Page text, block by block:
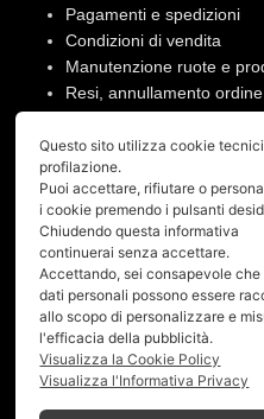
Pagamenti e spedizioni
Condizioni di vendita
Manutenzione ruote e
Resi, annullamento
PRIVACY
Privacy policy
Cookies policy
Menù
Home
Chi siamo
Shop
Questo sito utilizza cookie
profilazione.
Puoi accettare, rifiutare o
i cookie premendo i pulsanti
Chiudendo questa informativa
continuerai senza accettare.
Accettando, sei consapevole che
dati personali possono essere
allo scopo di personalizzare e
l'efficacia della pubblicità.
Visualizza la Cookie Policy
Visualizza l'Informativa Privacy